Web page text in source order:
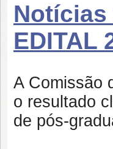
Notícias
EDITAL
A Comissão
o resultado
de pós-